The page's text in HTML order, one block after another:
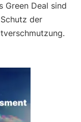
Green Deal sind
Schutz der